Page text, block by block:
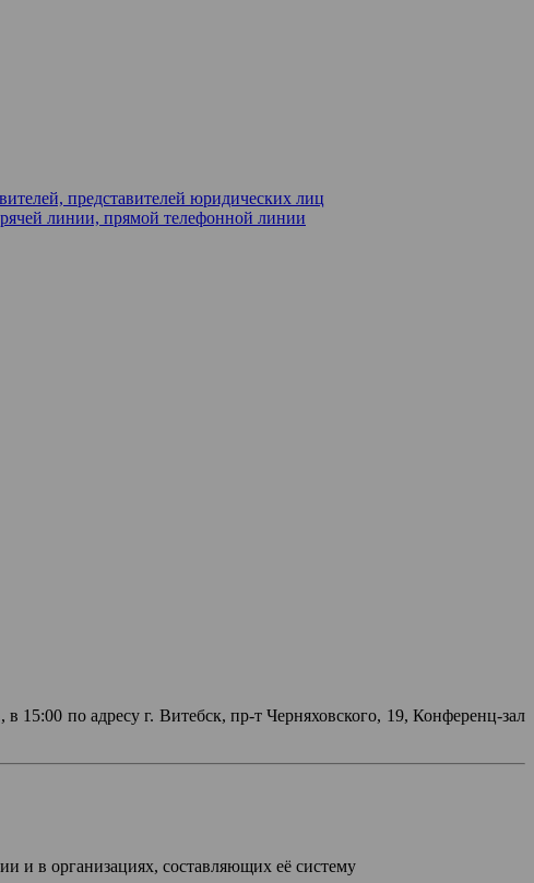
представителей юридических лиц
линии, прямой телефонной линии
15:00 по адресу г. Витебск, пр-т Черняховского, 19, Конференц-зал
и в организациях, составляющих её систему